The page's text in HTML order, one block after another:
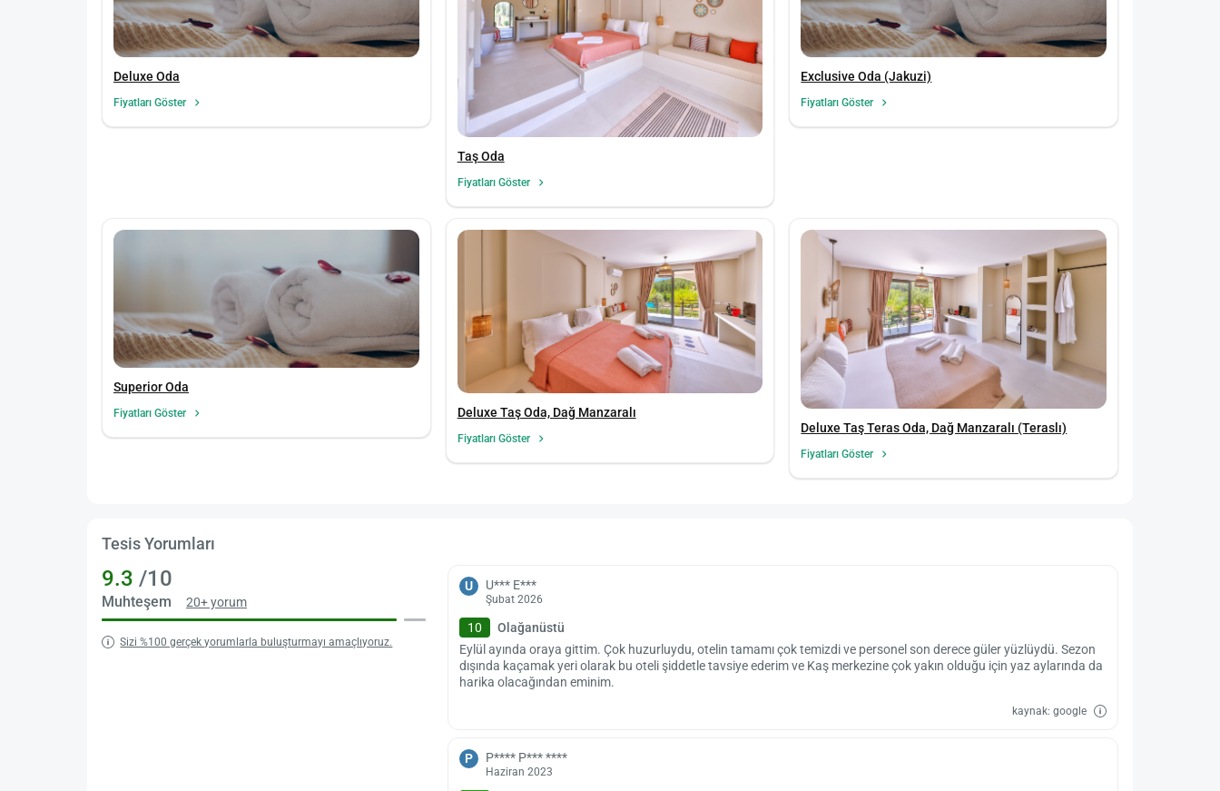
Deluxe Oda
Fiyatları Göster
Taş Oda
Fiyatları Göster
Exclusive Oda (Jakuzi)
Fiyatları Göster
Superior Oda
Fiyatları Göster Deluxe Taş Oda, Dağ Manzaralı
Fiyatları Göster
Deluxe Taş Teras Oda, Dağ Manzaralı (Teraslı)
Fiyatları Göster
Tesis Yorumları
9.3 /10
Muhteşem 20+ yorum
Sizi %100 gerçek yorumlarla buluşturmayı amaçlıyoruz.
U U*** E***
Şubat 2026
10
Olağanüstü
Eylül ayında oraya gittim. Çok huzurluydu, otelin tamamı çok temizdi ve personel son derece güler yüzlüydü. Sezon
dışında kaçamak yeri olarak bu oteli şiddetle tavsiye ederim ve Kaş merkezine çok yakın olduğu için yaz aylarında da
harika olacağından eminim.
kaynak: google
P P**** P*** ****
Haziran 2023